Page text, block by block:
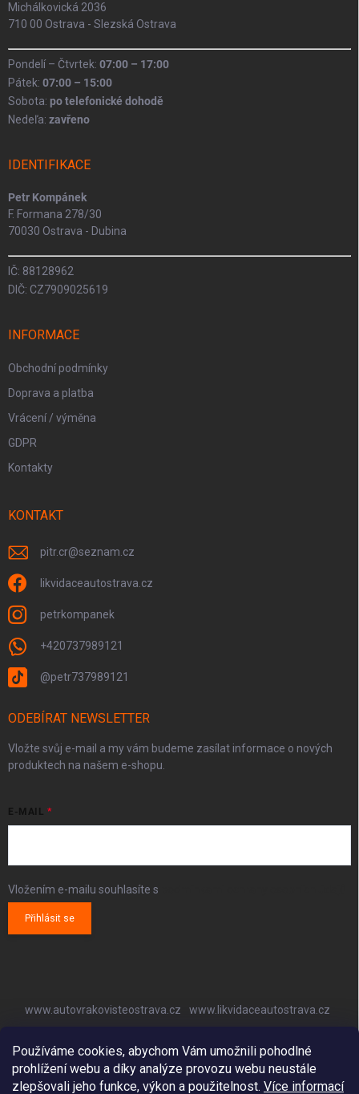
Používáme cookies, abychom Vám umožnili pohodlné
prohlížení webu a díky analýze provozu webu neustále
zlepšovali jeho funkce, výkon a použitelnost. Více informací
Michálkovická 2036
710 00 Ostrava - Slezská Ostrava
Pondelí – Čtvrtek: 07:00 – 17:00
Pátek: 07:00 – 15:00
Sobota: po telefonické dohodě
Nedeľa: zavřeno
IDENTIFIKACE
Petr Kompánek
F. Formana 278/30
70030 Ostrava - Dubina
IČ: 88128962
DIČ: CZ7909025619
INFORMACE
Obchodní podmínky
Doprava a platba
Vrácení / výměna
GDPR
Kontakty
KONTAKT
pitr.cr@seznam.cz
likvidaceautostrava.cz
petrkompanek
+420737989121
@petr737989121
ODEBÍRAT NEWSLETTER
Vložte svůj e-mail a my vám budeme zasílat informace o nových
produktech na našem e-shopu.
E-MAIL
Vložením e-mailu souhlasíte s
Přihlásit se
www.autovrakovisteostrava.cz
www.likvidaceautostrava.cz